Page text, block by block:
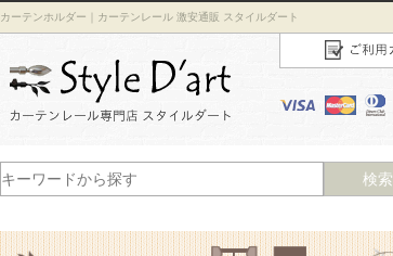
カーテンホルダー｜カーテンレール 激安通販 スタイルダート
検索